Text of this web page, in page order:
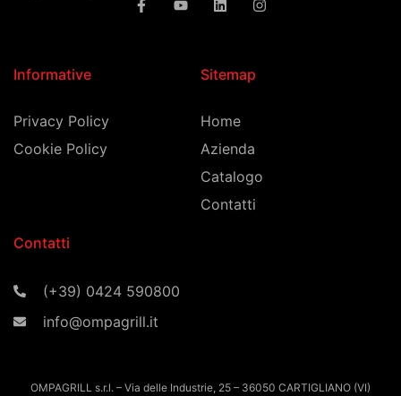
Informative
Privacy Policy
Cookie Policy
Sitemap
Home
Azienda
Catalogo
Contatti
Contatti
(+39) 0424 590800
info@ompagrill.it
OMPAGRILL s.r.l. – Via delle Industrie, 25 – 36050 CARTIGLIANO (VI)